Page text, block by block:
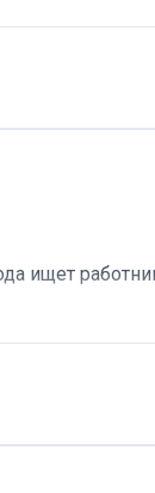
ищет